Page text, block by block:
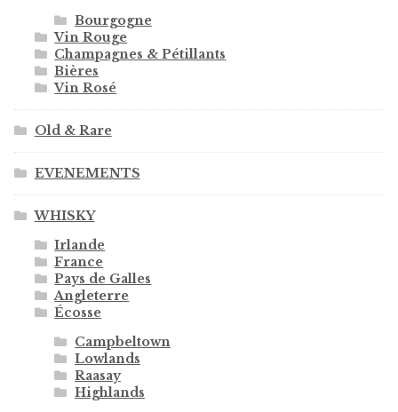
Bourgogne
Vin Rouge
Champagnes & Pétillants
Bières
Vin Rosé
Old & Rare
EVENEMENTS
WHISKY
Irlande
France
Pays de Galles
Angleterre
Écosse
Campbeltown
Lowlands
Raasay
Highlands